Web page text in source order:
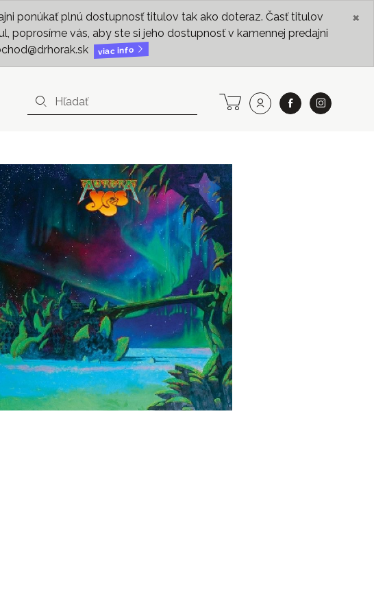
ponúkať plnú dostupnosť titulov tak ako doteraz. Časť titulov
poprosíme vás, aby ste si jeho dostupnosť v kamennej predajni
viac info
×